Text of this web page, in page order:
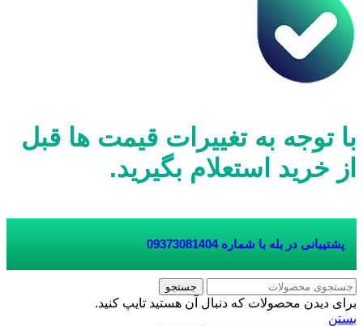
با توجه به تغییرات قیمت ها قبل
از خرید استعلام بگیرید.
پشتیبانی در بله با شماره 09373081404
جستجو
برای دیدن محصولات که دنبال آن هستید تایپ کنید.
بستن